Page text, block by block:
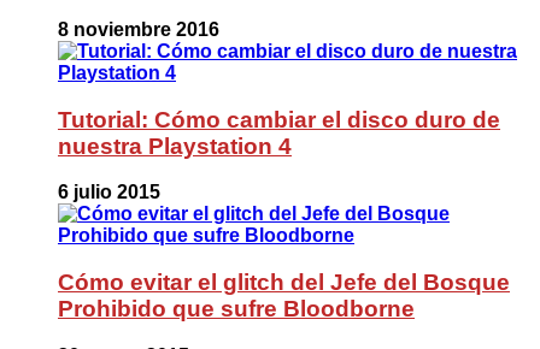
8 noviembre 2016
Tutorial: Cómo cambiar el disco duro de
nuestra Playstation 4
6 julio 2015
Cómo evitar el glitch del Jefe del Bosque
Prohibido que sufre Bloodborne